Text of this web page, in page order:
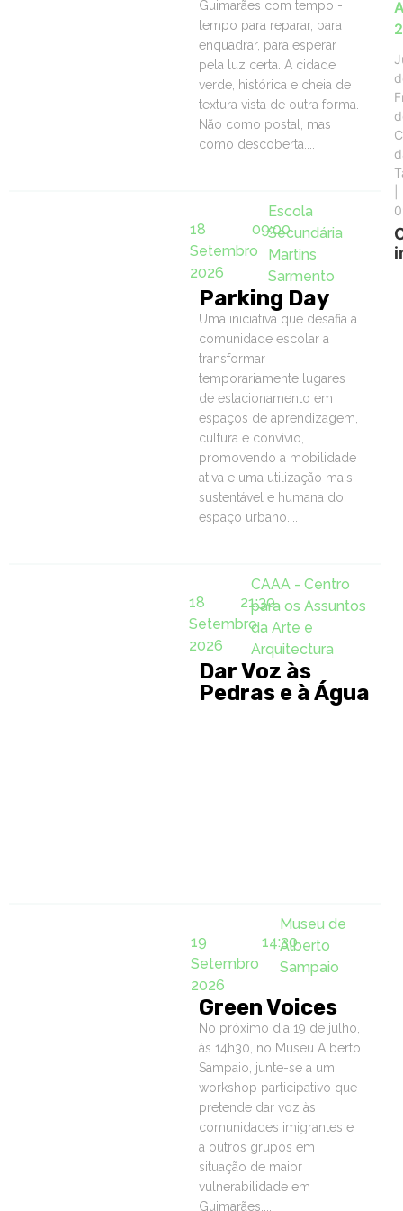
Guimarães com tempo -
tempo para reparar, para
enquadrar, para esperar
pela luz certa. A cidade
verde, histórica e cheia de
textura vista de outra forma.
Não como postal, mas
como descoberta....
18
Setembro
2026
09:00
Escola
Secundária
Martins
Sarmento
Parking Day
Uma iniciativa que desafia a
comunidade escolar a
transformar
temporariamente lugares
de estacionamento em
espaços de aprendizagem,
cultura e convívio,
promovendo a mobilidade
ativa e uma utilização mais
sustentável e humana do
espaço urbano....
18
Setembro
2026
21:30
CAAA - Centro
para os Assuntos
da Arte e
Arquitectura
Dar Voz às
Pedras e à Água
19
Setembro
2026
14:30
Museu de
Alberto
Sampaio
Green Voices
No próximo dia 19 de julho,
às 14h30, no Museu Alberto
Sampaio, junte-se a um
workshop participativo que
pretende dar voz às
comunidades imigrantes e
a outros grupos em
situação de maior
vulnerabilidade em
Guimarães....